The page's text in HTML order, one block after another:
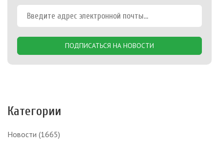
ПОДПИСАТЬСЯ НА НОВОСТИ
Категории
Новости (1665)